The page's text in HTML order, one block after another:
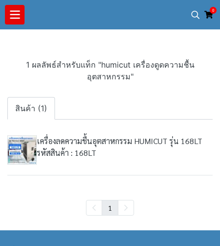
0
1 ผลลัพธ์สำหรับแท็ก "humicut เครื่องดูดความชื้น
อุตสาหกรรม"
สินค้า (1)
เครื่องลดความชื้นอุตสาหกรรม HUMICUT รุ่น 168LT
รหัสสินค้า : 168LT
1